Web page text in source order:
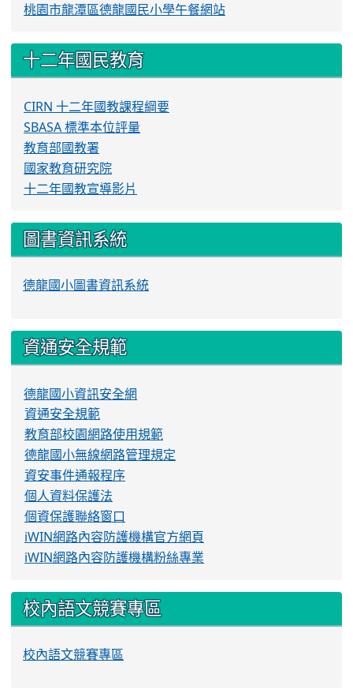
桃園市龍潭區德龍國民小學午餐網站
十二年國民教育
CIRN 十二年國教課程綱要
SBASA 標準本位評量
教育部國教署
國家教育研究院
十二年國教宣導影片
圖書資訊系統
德龍國小圖書資訊系統
資通安全規範
德龍國小資訊安全網
資通安全規範
教育部校園網路使用規範
德龍國小無線網路管理規定
資安事件通報程序
個人資料保護法
個資保護聯絡窗口
iWIN網路內容防護機構官方網頁
iWIN網路內容防護機構粉絲專業
校內語文競賽專區
校內語文競賽專區